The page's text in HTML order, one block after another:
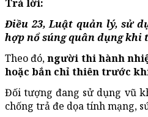
Trả lời:
Điều 23, Luật quản lý, sử
hợp nổ súng quân dụng
Theo đó,người thi hành
hoặc bắn chỉ thiên trước
Đối tượng đang sử dụng vũ
chống trả đe dọa tính mạng,